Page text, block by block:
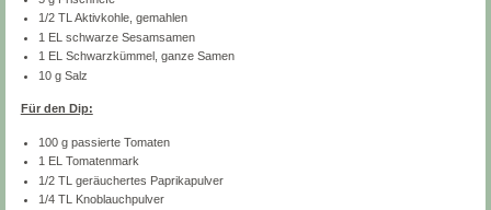
1/2 TL Aktivkohle, gemahlen
1 EL schwarze Sesamsamen
1
EL Schwarzkümmel, ganze Samen
10 g Salz
Für den Dip:
100 g passierte Tomaten
1
EL Tomatenmark
1/2 TL geräuchertes Paprikapulver
1/4 TL Knoblauchpulver